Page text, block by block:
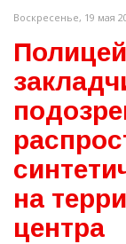
Воскресенье, 19 мая
на
центра